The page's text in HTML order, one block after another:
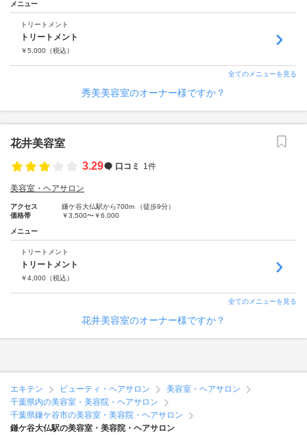
メニュー
トリートメント
トリートメント
￥5,000 （税込）
全てのメニューを見る
秀美美容室のオーナー様ですか？
花井美容室
3.29
口コミ 1件
美容室・ヘアサロン
アクセス
鎌ケ谷大仏駅から700m （徒歩9分）
価格帯
￥3,500〜￥6,000
メニュー
トリートメント
トリートメント
￥4,000 （税込）
全てのメニューを見る
花井美容室のオーナー様ですか？
エキテン ビューティ・ヘアサロン
美容室・ヘアサロン
千葉県内の美容室・美容院・ヘアサロン
千葉県鎌ケ谷市の美容室・美容院・ヘアサロン
鎌ケ谷大仏駅の美容室・美容院・ヘアサロン